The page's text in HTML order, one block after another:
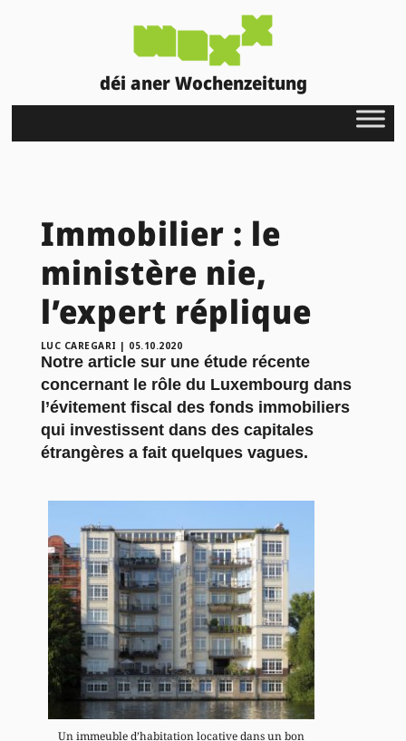
déi aner Wochenzeitung
Immobilier : le
ministère nie,
l’expert réplique
LUC CAREGARI | 05.10.2020
Notre articlesur une étude récente
concernant le rôle du Luxembourg dans
l’évitement fiscal des fonds immobiliers
qui investissent dans des capitales
étrangères a fait quelques vagues.
Un immeuble d’habitation locative dans un bon